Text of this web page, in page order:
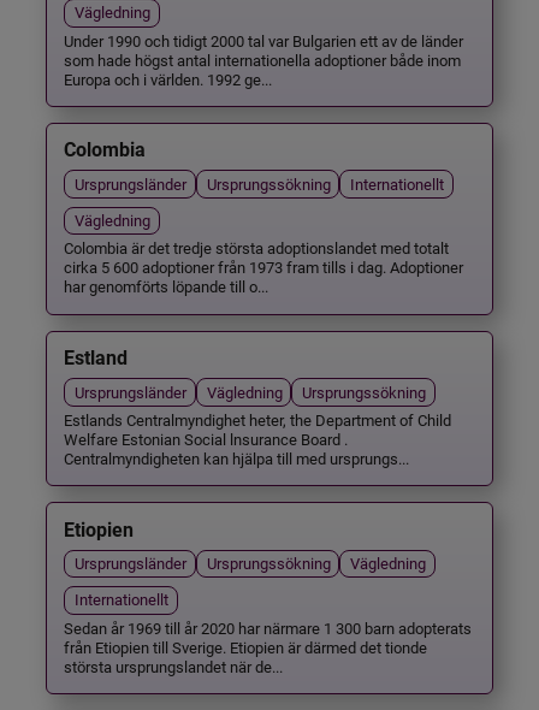
Vägledning
Under 1990 och tidigt 2000 tal var Bulgarien ett av de länder
som hade högst antal internationella adoptioner både inom
Europa och i världen. 1992 ge...
Colombia
Ursprungsländer Ursprungssökning
Internationellt
Vägledning
Colombia är det tredje största adoptionslandet med totalt
cirka 5 600 adoptioner från 1973 fram tills i dag. Adoptioner
har genomförts löpande till o...
Estland
Ursprungsländer Vägledning
Ursprungssökning
Estlands Centralmyndighet heter, the Department of Child
Welfare Estonian Social lnsurance Board .
Centralmyndigheten kan hjälpa till med ursprungs...
Etiopien
Ursprungsländer Ursprungssökning
Vägledning
Internationellt
Sedan år 1969 till år 2020 har närmare 1 300 barn adopterats
från Etiopien till Sverige. Etiopien är därmed det tionde
största ursprungslandet när de...